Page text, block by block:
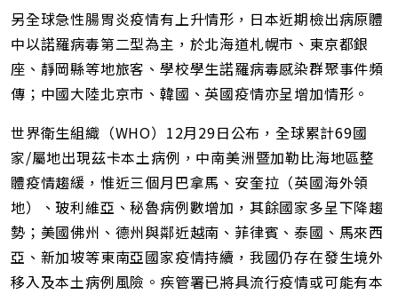
另全球急性腸胃炎疫情有上升情形，日本近期檢出病原體
中以諾羅病毒第二型為主，於北海道札幌市、東京都銀
座、靜岡縣等地旅客、學校學生諾羅病毒感染群聚事件頻
傳；中國大陸北京市、韓國、英國疫情亦呈增加情形。
世界衛生組織（WHO）12月29日公布，全球累計69國
家/屬地出現茲卡本土病例，中南美洲暨加勒比海地區整
體疫情趨緩，惟近三個月巴拿馬、安奎拉（英國海外領
地）、玻利維亞、秘魯病例數增加，其餘國家多呈下降趨
勢；美國佛州、德州與鄰近越南、菲律賓、泰國、馬來西
亞、新加坡等東南亞國家疫情持續，我國仍存在發生境外
移入及本土病例風險。疾管署已將具流行疫情或可能有本